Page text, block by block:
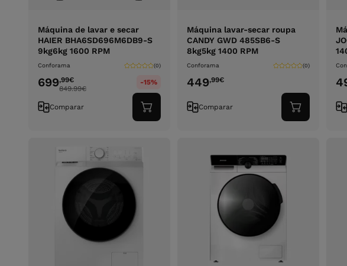
Máquina de lavar e secar
HAIER BHA6SD696M6DB9-S
9kg6kg 1600 RPM
Conforama (0)
699,99€
849.99€
-15%
Comparar
Adicionar
ao
Máquina lavar-secar roupa
CANDY GWD 485SB6-S
8kg5kg 1400 RPM
Conforama (0)
449,99€
Comparar
Adicionar
ao